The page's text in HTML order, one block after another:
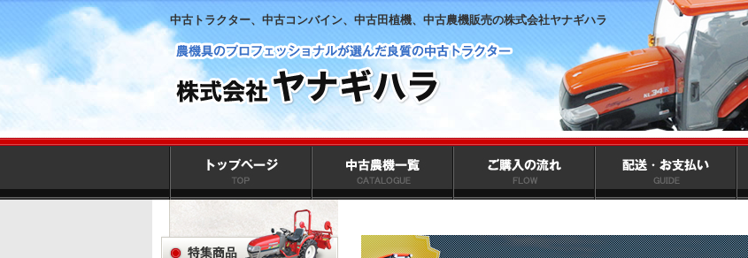
中古トラクター、中古コンバイン、中古田植機、中古農機販売の株式会社ヤナギハラ